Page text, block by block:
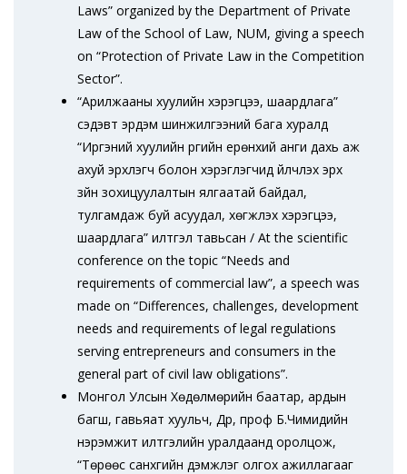
Laws” organized by the Department of Private
Law of the School of Law, NUM, giving a speech
on “Protection of Private Law in the Competition
Sector”.
“Арилжааны хуулийн хэрэгцээ, шаардлага”
сэдэвт эрдэм шинжилгээний бага хуралд
“Иргэний хуулийн үүргийн ерөнхий анги дахь аж
ахуй эрхлэгч болон хэрэглэгчид үйлчлэх эрх
зүйн зохицуулалтын ялгаатай байдал,
тулгамдаж буй асуудал, хөгжүүлэх хэрэгцээ,
шаардлага” илтгэл тавьсан / At the scientific
conference on the topic “Needs and
requirements of commercial law”, a speech was
made on “Differences, challenges, development
needs and requirements of legal regulations
serving entrepreneurs and consumers in the
general part of civil law obligations”.
Монгол Улсын Хөдөлмөрийн баатар, ардын
багш, гавьяат хуульч, Др, проф Б.Чимидийн
нэрэмжит илтгэлийн уралдаанд оролцож,
“Төрөөс санхүүгийн дэмжлэг олгох ажиллагааг